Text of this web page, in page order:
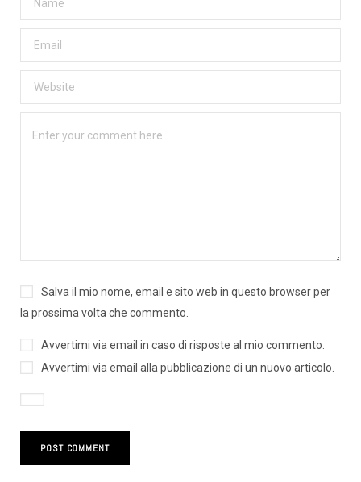
Salva il mio nome, email e sito web in questo browser per
la prossima volta che commento.
Avvertimi via email in caso di risposte al mio commento.
Avvertimi via email alla pubblicazione di un nuovo articolo.